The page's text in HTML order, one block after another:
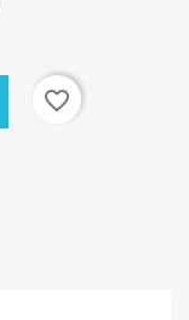
favorite_border